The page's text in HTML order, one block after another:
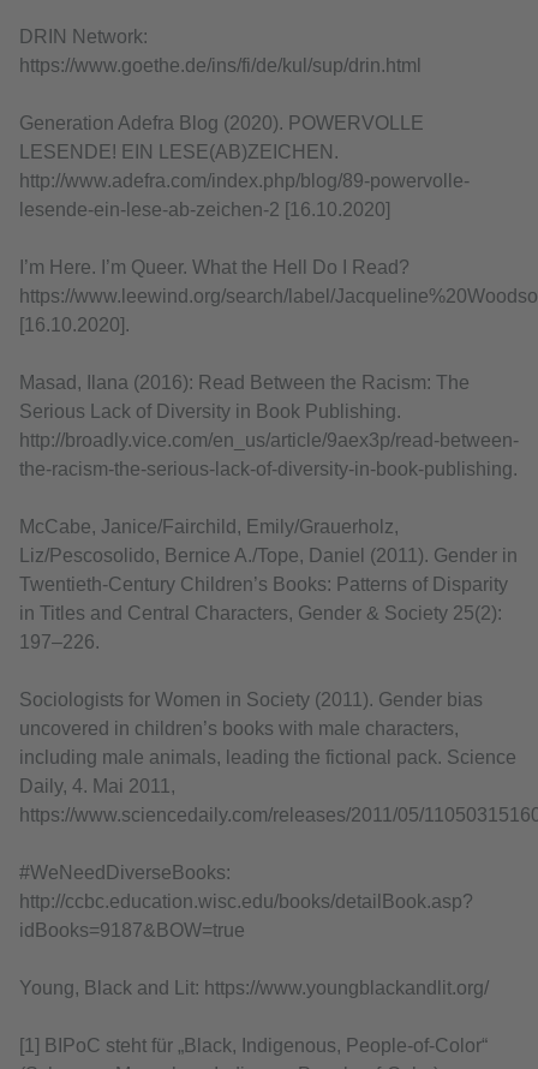
DRIN Network:
https://www.goethe.de/ins/fi/de/kul/sup/drin.html
Generation Adefra Blog (2020). POWERVOLLE
LESENDE! EIN LESE(AB)ZEICHEN.
http://www.adefra.com/index.php/blog/89-powervolle-
lesende-ein-lese-ab-zeichen-2 [16.10.2020]
I’m Here. I’m Queer. What the Hell Do I Read?
https://www.leewind.org/search/label/
[16.10.2020].
Masad, Ilana (2016): Read Between the Racism: The
Serious Lack of Diversity in Book Publishing.
http://broadly.vice.com/en_us/article/9aex3p/read-between-
the-racism-the-serious-lack-of-diversity-in-book-publishing.
McCabe, Janice/Fairchild, Emily/Grauerholz,
Liz/Pescosolido, Bernice A./Tope, Daniel (2011). Gender in
Twentieth-Century Children’s Books: Patterns of Disparity
in Titles and Central Characters, Gender & Society 25(2):
197–226.
Sociologists for Women in Society (2011). Gender bias
uncovered in children’s books with male characters,
including male animals, leading the fictional pack. Science
Daily, 4. Mai 2011,
https://www.sciencedaily.com/releases/2011/05/
#WeNeedDiverseBooks:
http://ccbc.education.wisc.edu/books/detailBook.asp?
idBooks=9187&BOW=true
Young, Black and Lit: https://www.youngblackandlit.org/
[1] BIPoC steht für „Black, Indigenous, People-of-Color“